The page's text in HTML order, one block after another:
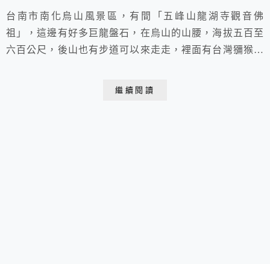
台南市南化烏山風景區，有間「五峰山龍湖寺觀音佛
祖」，這邊有好多巨龍盤石，在烏山的山腰，海拔五百至
六百公尺，後山也有步道可以來走走，裡面有台灣獼猴保
繼續閱讀